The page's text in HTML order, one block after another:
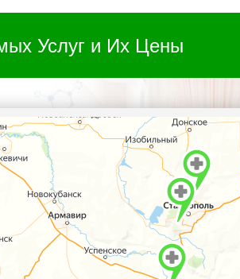
Услуг и Их Цены